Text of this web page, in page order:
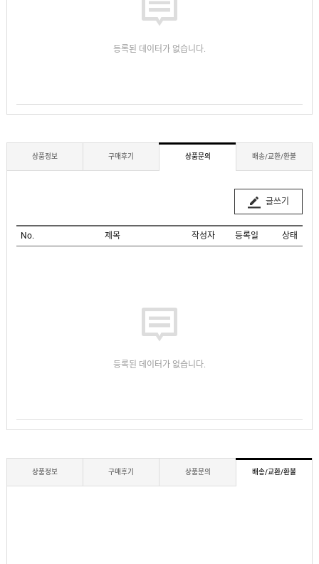
등록된 데이터가 없습니다.
상품정보 구매후기 상품문의 배송/교환/환불
글쓰기
No. 제목 작성자 등록일 상태
등록된 데이터가 없습니다.
상품정보 구매후기 상품문의 배송/교환/환불